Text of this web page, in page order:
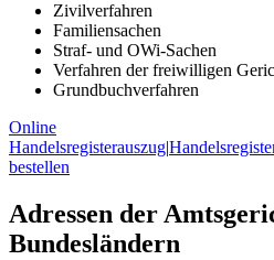
Zivilverfahren
Familiensachen
Straf- und OWi-Sachen
Verfahren der freiwilligen
Grundbuchverfahren
Online
Handelsregisterauszug|
bestellen
Adressen der
Bundesländern